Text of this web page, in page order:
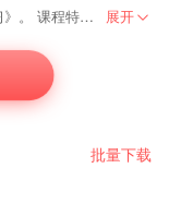
本课程是由“随时随课”制作的精心节目《叫兽来习》。 课程特色：1.汇聚中外心理学、沟通技巧方面的黄金法则切实有效的提高说话质量，增强语言的说服力；2.收集职场、生活经典案列，增强职场竞争力。叫兽来习，让你变得内心强大，沟通有效。 主讲老师：对外经济贸易大学刘博强教授携“随时随课”团队强势登场。 展开
批量下载